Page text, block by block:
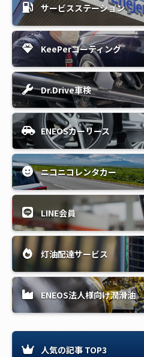
サービスステーション
KeePerコーティング
Dr.Drive車検
ENEOSカーリース
ニコニコレンタカー
LINE会員
灯油配達サービス
ENEOS法人様向け潤滑油
人気の記事 TOP3